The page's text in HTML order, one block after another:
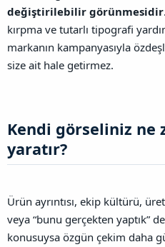
değiştirilebilir görünmesidir
kırpma ve tutarlı tipografi
markanın kampanyasıyla
size ait hale getirmez.
Kendi görseliniz ne
yaratır?​
Ürün ayrıntısı, ekip kültürü,
veya “bunu gerçekten yaptık”
konusuysa özgün çekim daha